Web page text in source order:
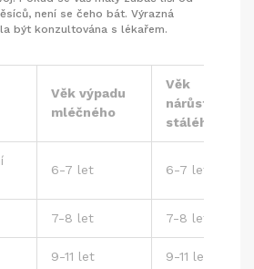
není se čeho bát. Výrazná
být konzultována s lékařem.
Věk výpadu
mléčného
Věk
nárůstu
stálého
6-7 let 6-7 let
7-8 let 7-8 let
9-11 let 9-11 let